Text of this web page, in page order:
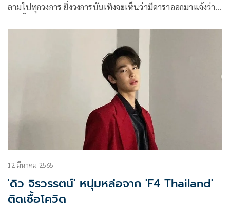
ลามไปทุกวงการ ยิ่งวงการบันเทิงจะเห็นว่ามีดาราออกมาแจ้งว่า
12 มีนาคม 2565
'ดิว จิรวรรตน์' หนุ่มหล่อจาก 'F4 Thailand'
ติดเชื้อโควิด